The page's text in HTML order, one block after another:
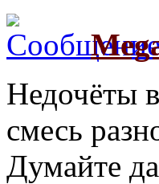
Недочёты
смесь
Думайте